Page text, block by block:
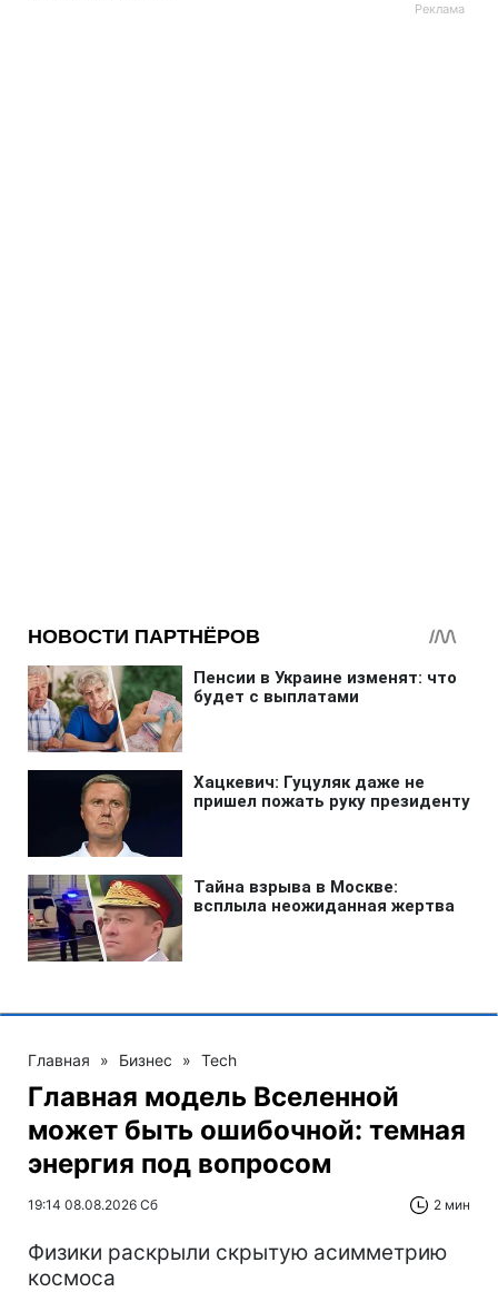
Главная » Бизнес » Tech
Главная модель Вселенной
может быть ошибочной: темная
энергия под вопросом
19:14 08.08.2026 Сб 2 мин
Физики раскрыли скрытую асимметрию
космоса